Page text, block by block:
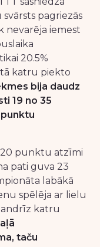
pagriezās
nevarēja iemest
20.5%
katru piekto
bija daudz
19 no 35
20 punktu atzīmi
pati guva 23
labākā
spēlēja ar lielu
katru
taču